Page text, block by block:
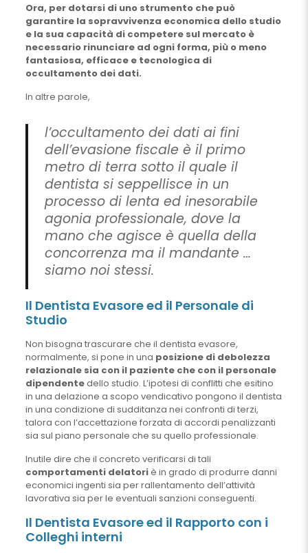
Ora, per dotarsi di uno strumento che può
garantire la sopravvivenza economica dello studio
e la sua capacità di competere sul mercato è
necessario rinunciare ad ogni forma, più o meno
fantasiosa, efficace e tecnologica di
occultamento dei dati.
In altre parole,
l’occultamento dei dati ai fini
dell’evasione fiscale è il primo
metro di terra sotto il quale il
dentista si seppellisce in un
processo di lenta ed inesorabile
agonia professionale, dove la
mano che agisce è quella della
concorrenza ma il mandante …
siamo noi stessi.
Il Dentista Evasore ed il Personale di
Studio
Non bisogna trascurare che il dentista evasore,
normalmente, si pone in una posizione di debolezza
relazionale sia con il paziente che con il personale
dipendentedello studio. L’ipotesi di conflitti che esitino
in una delazione a scopo vendicativo pongono il dentista
in una condizione di sudditanza nei confronti di terzi,
talora con l’accettazione forzata di accordi penalizzanti
sia sul piano personale che su quello professionale.
Inutile dire che il concreto verificarsi di tali
comportamenti delatoriè in grado di produrre danni
economici ingenti sia per rallentamento dell’attività
lavorativa sia per le eventuali sanzioni conseguenti.
Il Dentista Evasore ed il Rapporto con i
Colleghi interni